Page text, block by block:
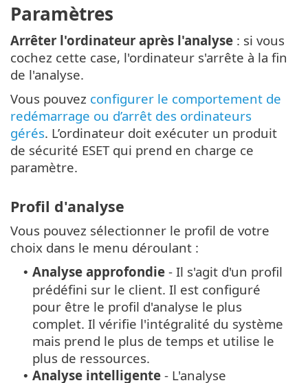
Paramètres
Arrêter l'ordinateur après l'analyse : si vous
cochez cette case, l'ordinateur s'arrête à la fin
de l'analyse.
Vous pouvez configurer le comportement de
redémarrage ou d’arrêt des ordinateurs
gérés. L’ordinateur doit exécuter un produit
de sécurité ESET qui prend en charge ce
paramètre.
Profil d'analyse
Vous pouvez sélectionner le profil de votre
choix dans le menu déroulant :
• Analyse approfondie - Il s'agit d'un profil
prédéfini sur le client. Il est configuré
pour être le profil d'analyse le plus
complet. Il vérifie l'intégralité du système
mais prend le plus de temps et utilise le
plus de ressources.
• Analyse intelligente - L'analyse